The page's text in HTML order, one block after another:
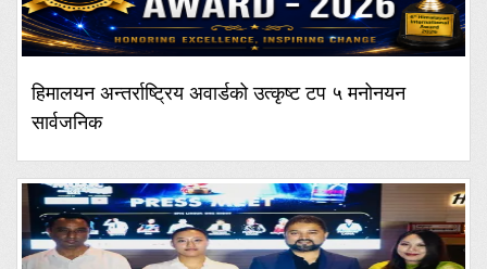
हिमालयन अन्तर्राष्ट्रिय अवार्डको उत्कृष्ट टप ५ मनोनयन
सार्वजनिक